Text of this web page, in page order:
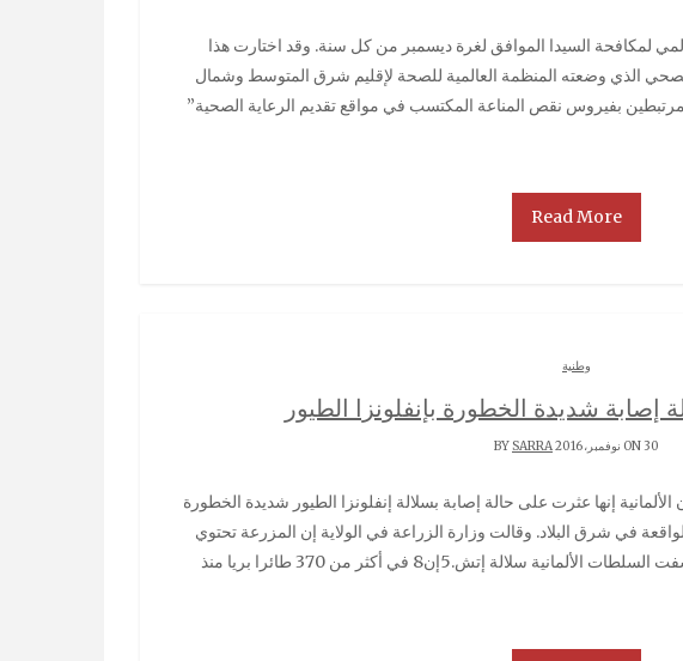
الذي وضعته المنظمة العالمية للصحة لإقليم شرق المتوسط وشمال
بفيروس نقص المناعة المكتسب في مواقع تقديم الرعاية الصحية”
Read More
وطنية
إصابة شديدة الخطورة بإنفلونزا الطيور
ON 30 نوفمبر، 2016 BY SARRA
الواقعة في شرق البلاد. وقالت وزارة الزراعة في الولاية إن المزرعة تحتوي
على نحو 300 من الدجاج والبط والأوز. واكتشفت السلطات الألمانية سلالة إتش.5إن8 في أكثر من 370 طائرا بريا منذ